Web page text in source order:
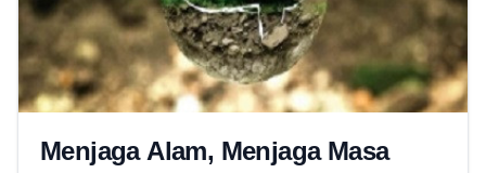
Menjaga Alam, Menjaga Masa